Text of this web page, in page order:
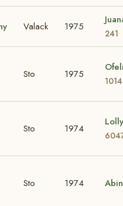
Valack 1975
241
Sto 1975
Sto 1974
Sto 1974